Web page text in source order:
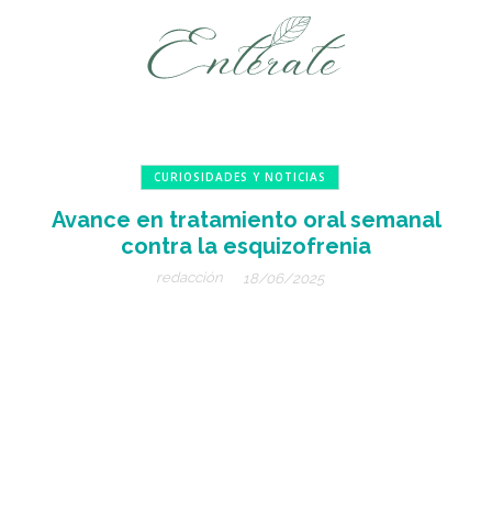
CURIOSIDADES Y NOTICIAS
Avance en tratamiento oral semanal
contra la esquizofrenia
redacción 18/06/2025